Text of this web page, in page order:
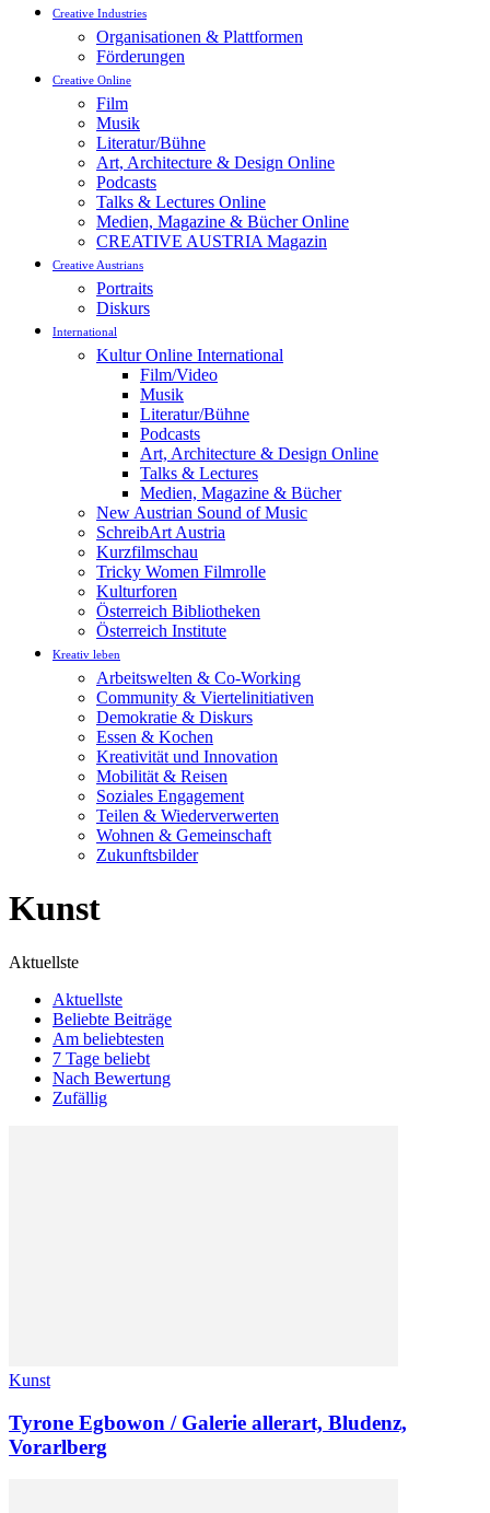
Creative Industries
Organisationen & Plattformen
Förderungen
Creative Online
Film
Musik
Literatur/Bühne
Art, Architecture & Design Online
Podcasts
Talks & Lectures Online
Medien, Magazine & Bücher Online
CREATIVE AUSTRIA Magazin
Creative Austrians
Portraits
Diskurs
International
Kultur Online International
Film/Video
Musik
Literatur/Bühne
Podcasts
Art, Architecture & Design Online
Talks & Lectures
Medien, Magazine & Bücher
New Austrian Sound of Music
SchreibArt Austria
Kurzfilmschau
Tricky Women Filmrolle
Kulturforen
Österreich Bibliotheken
Österreich Institute
Kreativ leben
Arbeitswelten & Co-Working
Community & Viertelinitiativen
Demokratie & Diskurs
Essen & Kochen
Kreativität und Innovation
Mobilität & Reisen
Soziales Engagement
Teilen & Wiederverwerten
Wohnen & Gemeinschaft
Zukunftsbilder
Kunst
Aktuellste
Aktuellste
Beliebte Beiträge
Am beliebtesten
7 Tage beliebt
Nach Bewertung
Zufällig
Kunst
Tyrone Egbowon / Galerie allerart, Bludenz,
Vorarlberg